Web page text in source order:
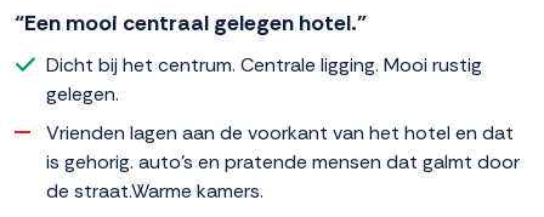
“Een mooi centraal gelegen hotel.”
Dicht bij het centrum. Centrale ligging. Mooi rustig
gelegen.
Vrienden lagen aan de voorkant van het hotel en dat
is gehorig. auto's en pratende mensen dat galmt door
de straat.Warme kamers.